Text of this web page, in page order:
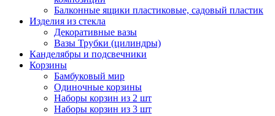
Балконные ящики пластиковые, садовый пластик
Изделия из стекла
Декоративные вазы
Вазы Трубки (цилиндры)
Канделябры и подсвечники
Корзины
Бамбуковый мир
Одиночные корзины
Наборы корзин из 2 шт
Наборы корзин из 3 шт